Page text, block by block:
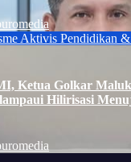
Aktivis Pendidikan
Ketua Golkar
Hilirisasi